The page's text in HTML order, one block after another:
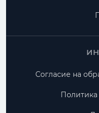
Согласие на